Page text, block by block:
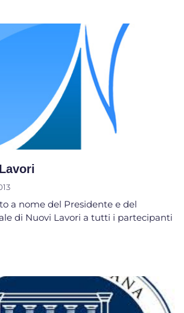
a nome del Presidente e del
di Nuovi Lavori a tutti i partecipanti